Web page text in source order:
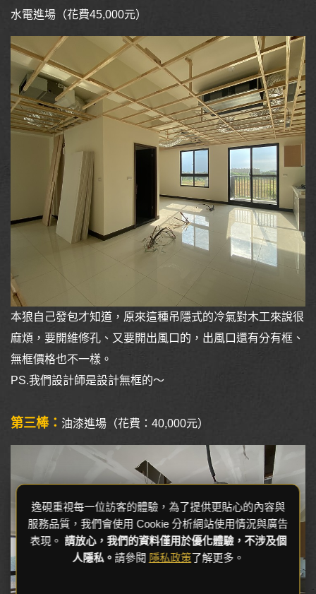
水電進場（花費45,000元）
本狼自己發包才知道，原來這種吊隱式的冷氣對木工來說很
麻煩，要開維修孔、又要開出風口的，出風口還有分有框、
無框價格也不一樣。
PS.我們設計師是設計無框的～
第三棒： 油漆進場（花費：40,000元）
逸硯重視每一位訪客的體驗，為了提供更貼心的內容與
服務品質，我們會使用 Cookie 分析網站使用情況與廣告
表現。 請放心，我們的資料僅用於優化體驗，不涉及個
人隱私。請參閱 隱私政策了解更多。